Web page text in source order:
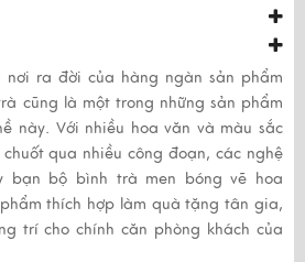
nơi ra đời của hàng ngàn sản phẩm
cũng là một trong những sản phẩm
này. Với nhiều hoa văn và màu sắc
qua nhiều công đoạn, các nghệ
bạn bộ bình trà men bóng vẽ hoa
thích hợp làm quà tặng tân gia,
trí cho chính căn phòng khách của